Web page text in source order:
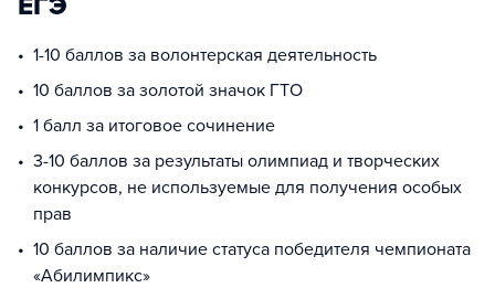
1-10 баллов за волонтерская деятельность
10 баллов за золотой значок ГТО
1 балл за итоговое сочинение
3-10 баллов за результаты олимпиад и творческих
конкурсов, не используемые для получения особых
прав
10 баллов за наличие статуса победителя чемпионата
«Абилимпикс»